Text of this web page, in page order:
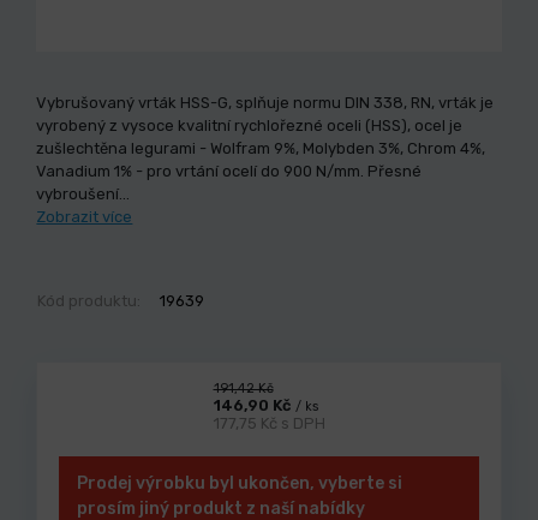
Vybrušovaný vrták HSS-G, splňuje normu DIN 338, RN, vrták je
vyrobený z vysoce kvalitní rychlořezné oceli (HSS), ocel je
zušlechtěna legurami - Wolfram 9%, Molybden 3%, Chrom 4%,
Vanadium 1% - pro vrtání ocelí do 900 N/mm. Přesné
vybroušení…
Zobrazit více
Kód produktu: 19639
191,42 Kč
146,90 Kč / ks
177,75 Kč s DPH
Prodej výrobku byl ukončen, vyberte si
prosím jiný produkt z naší nabídky